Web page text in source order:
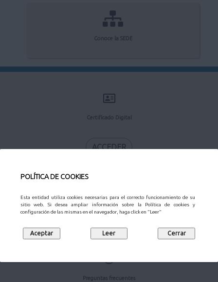
POLÍTICA DE COOKIES
Esta entidad utiliza cookies necesarias para el correcto funcionamiento de su
sitio web. Si desea ampliar información sobre la Política de cookies y
configuración de las mismas en el navegador, haga click en "Leer"
Conoce la SEDE
Certificado Digital
ACCEDER
Calendario Laboral
ACCEDER
Preguntas frecuentes